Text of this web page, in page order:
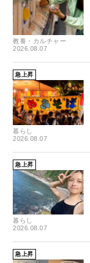
教養・カルチャー
2026.08.07
急上昇
暮らし
2026.08.07
急上昇
暮らし
2026.08.07
急上昇